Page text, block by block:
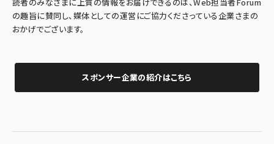
の趣旨に賛同し、媒体としての運営にご協力くださっている企業さまの
おかげでございます。
スポンサー企業の紹介はこちら